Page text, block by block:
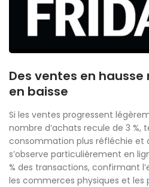
Des ventes en
en baisse
Si les ventes progressent
nombre d’achats recule de 3 %,
consommation plus réfléchie et
s’observe particulièrement en
% des transactions, confirmant
les commerces physiques et les